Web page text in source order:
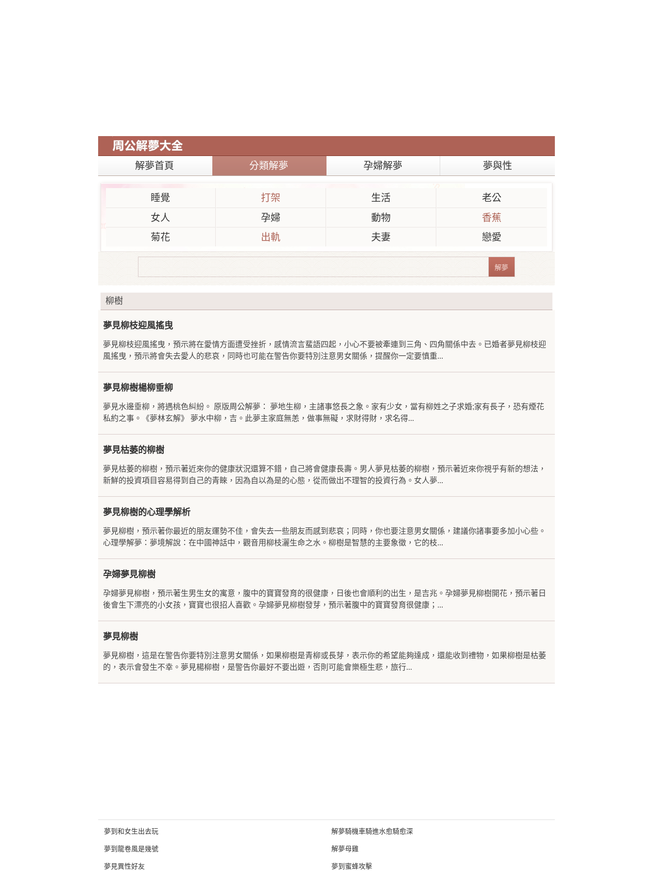
解夢首頁 分類解夢 孕婦解夢 夢與性
睡覺 打架 生活
老公
女人
孕婦 動物
香蕉
菊花
出軌 夫妻 戀愛
柳樹
夢見柳枝迎風搖曳
夢見柳枝迎風搖曳，預示將在愛情方面遭受挫折，感情流言蜚語四起，小心不要被牽連到三角、四角關係中去。已婚者夢見柳枝迎
風搖曳，預示將會失去愛人的悲哀，同時也可能在警告你要特別注意男女關係，提醒你一定要慎重...
夢見柳樹楊柳垂柳
夢見水邊垂柳，將遇桃色糾紛。 原版周公解夢： 夢地生柳，主諸事悠長之象。家有少女，當有柳姓之子求婚;家有長子，恐有煙花
私約之事。《夢林玄解》 夢水中柳，吉。此夢主家庭無恙，做事無礙，求財得財，求名得...
夢見枯萎的柳樹
夢見枯萎的柳樹，預示著近來你的健康狀況還算不錯，自己將會健康長壽。男人夢見枯萎的柳樹，預示著近來你視乎有新的想法，
新鮮的投資項目容易得到自己的青睞，因為自以為是的心態，從而做出不理智的投資行為。女人夢...
夢見柳樹的心理學解析
夢見柳樹，預示著你最近的朋友運勢不佳，會失去一些朋友而感到悲哀；同時，你也要注意男女關係，建議你諸事要多加小心些。
心理學解夢：夢境解說：在中國神話中，觀音用柳枝灑生命之水。柳樹是智慧的主要象徵，它的枝...
孕婦夢見柳樹
孕婦夢見柳樹，預示著生男生女的寓意，腹中的寶寶發育的很健康，日後也會順利的出生，是吉兆。孕婦夢見柳樹開花，預示著日
後會生下漂亮的小女孩，寶寶也很招人喜歡。孕婦夢見柳樹發芽，預示著腹中的寶寶發育很健康；...
夢見柳樹
夢見柳樹，這是在警告你要特別注意男女關係，如果柳樹是青柳或長芽，表示你的希望能夠達成，還能收到禮物，如果柳樹是枯萎
的，表示會發生不幸。夢見楊柳樹，是警告你最好不要出遊，否則可能會樂極生悲，旅行...
夢到和女生出去玩
夢到龍卷風是幾號
夢見異性好友
解夢騎機車騎進水愈騎愈深
解夢母雞
夢到蜜蜂攻擊